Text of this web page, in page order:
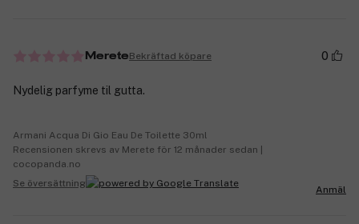
MereteBekräftad köpare 0
Nydelig parfyme til gutta.
Armani Acqua Di Gio Eau De Toilette 30ml
Recensionen skrevs av Merete för 12 månader sedan |
cocopanda.no
Se översättning
Anmäl